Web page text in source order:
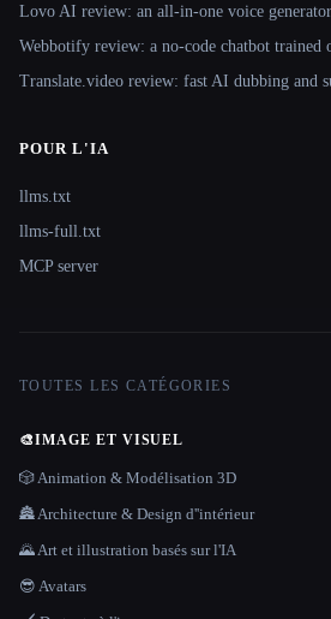
Lovo AI review: an all-in-one voice
Webbotify review: a no-code chatbot trained
Translate.video review: fast AI dubbing and
POUR L'IA
llms.txt
llms-full.txt
MCP server
TOUTES LES CATÉGORIES
🎨IMAGE ET VISUEL
🎲 Animation & Modélisation 3D
🏯 Architecture & Design d''intérieur
🌄 Art et illustration basés sur l'IA
😎 Avatars